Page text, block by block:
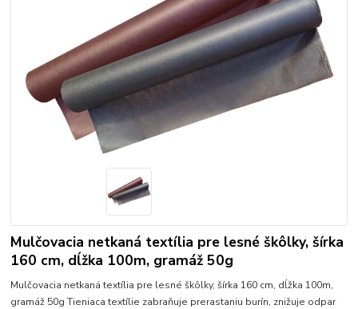
Mulčovacia netkaná textília pre lesné škôlky, šírka
160 cm, dĺžka 100m, gramáž 50g
Mulčovacia netkaná textília pre lesné škôlky, šírka 160 cm, dĺžka 100m,
gramáž 50g Tieniaca textílie zabraňuje prerastaniu burín, znižuje odpar